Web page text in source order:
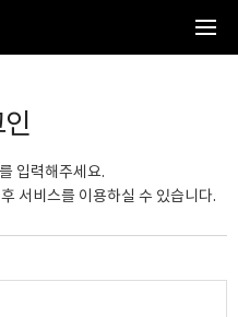
입력해주세요.
서비스를 이용하실 수 있습니다.